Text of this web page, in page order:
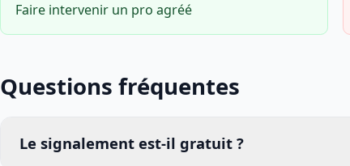
Faire intervenir un pro agréé
Questions fréquentes
Le signalement est-il gratuit ?